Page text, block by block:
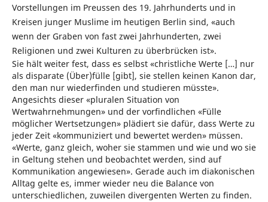
Vorstellungen im Preussen des 19. Jahrhunderts und in
Kreisen junger Muslime im heutigen Berlin sind, «auch
wenn der Graben von fast zwei Jahrhunderten, zwei
Religionen und zwei Kulturen zu überbrücken ist».
Sie hält weiter fest, dass es selbst «christliche Werte […] nur
als disparate (Über)fülle [gibt], sie stellen keinen Kanon dar,
den man nur wiederfinden und studieren müsste».
Angesichts dieser «pluralen Situation von
Wertwahrnehmungen» und der vorfindlichen «Fülle
möglicher Wertsetzungen» plädiert sie dafür, dass Werte zu
jeder Zeit «kommuniziert und bewertet werden» müssen.
«Werte, ganz gleich, woher sie stammen und wie und wo sie
in Geltung stehen und beobachtet werden, sind auf
Kommunikation angewiesen». Gerade auch im diakonischen
Alltag gelte es, immer wieder neu die Balance von
unterschiedlichen, zuweilen divergenten Werten zu finden.